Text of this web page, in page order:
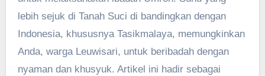
lebih sejuk di Tanah Suci di bandingkan dengan
Indonesia, khususnya Tasikmalaya, memungkinkan
Anda, warga Leuwisari, untuk beribadah dengan
nyaman dan khusyuk. Artikel ini hadir sebagai